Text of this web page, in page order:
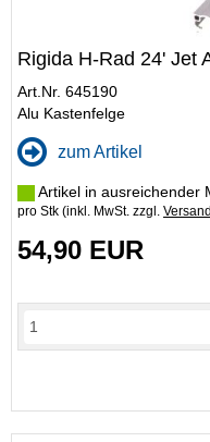
Rigida H-Rad 24' Jet
Art.Nr. 645190
Alu Kastenfelge
zum Artikel
Artikel in ausreichender
pro Stk (inkl. MwSt. zzgl.
54,90 EUR